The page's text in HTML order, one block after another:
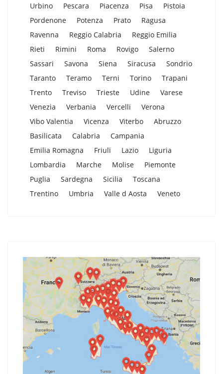
Urbino
Pescara Piacenza Pisa
Pistoia
Pordenone
Potenza Prato
Ragusa
Ravenna
Reggio Calabria
Reggio Emilia
Rieti
Rimini Roma Rovigo
Salerno
Sassari
Savona Siena Siracusa
Sondrio
Taranto
Teramo Terni Torino
Trapani
Trento
Treviso Trieste Udine
Varese
Venezia
Verbania Vercelli
Verona
Vibo Valentia
Vicenza Viterbo
Abruzzo
Basilicata
Calabria
Campania
Emilia Romagna
Friuli Lazio
Liguria
Lombardia
Marche Molise
Piemonte
Puglia
Sardegna Sicilia
Toscana
Trentino
Umbria Valle d Aosta Veneto